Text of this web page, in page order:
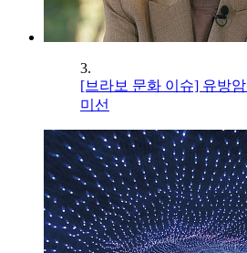
3.
[브라보 문화 이슈] 유방
미선